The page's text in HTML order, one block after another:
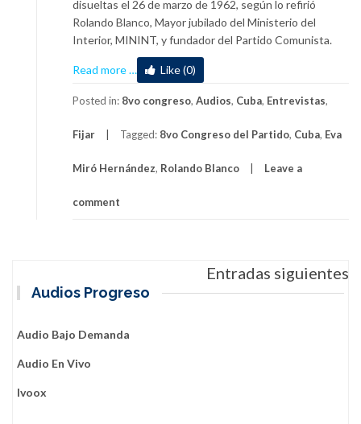
disueltas el 26 de marzo de 1962, según lo refirió
Rolando Blanco, Mayor jubilado del Ministerio del
Interior, MININT, y fundador del Partido Comunista.
Read more
about
Rolando
Blanco:
ejemplo
trincheras
… Like (0)
Posted in: 8vo congreso, Audios, Cuba, Entrevistas,
Fijar Tagged: 8vo Congreso del Partido, Cuba, Eva
Miró Hernández, Rolando Blanco Leave a
comment
de
entradas
Entradas siguientes
Audios Progreso
Audio Bajo Demanda
Audio En Vivo
Ivoox